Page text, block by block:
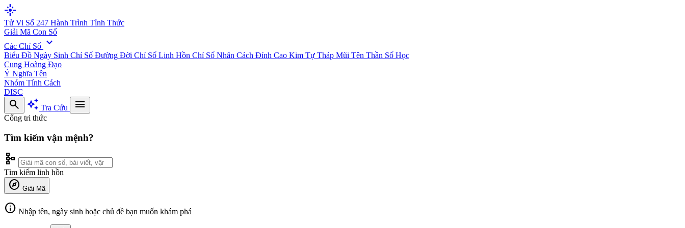
flare
Tử Vi Số 247 Hành Trình Tỉnh Thức
Giải Mã Con Số
Các Chỉ Số expand_more
Biểu Đồ Ngày Sinh Chỉ Số Đường Đời Chỉ Số Linh Hồn Chỉ Số Nhân Cách Đỉnh Cao Kim Tự Tháp Mũi Tên Thần Số Học
Cung Hoàng Đạo
Ý Nghĩa Tên
Nhóm Tính Cách
DISC
search auto_awesome Tra Cứu menu
Cổng tri thức
Tìm kiếm vận mệnh?
schema
Tìm kiếm linh hồn
explore Giải Mã
info Nhập tên, ngày sinh hoặc chủ đề bạn muốn khám phá